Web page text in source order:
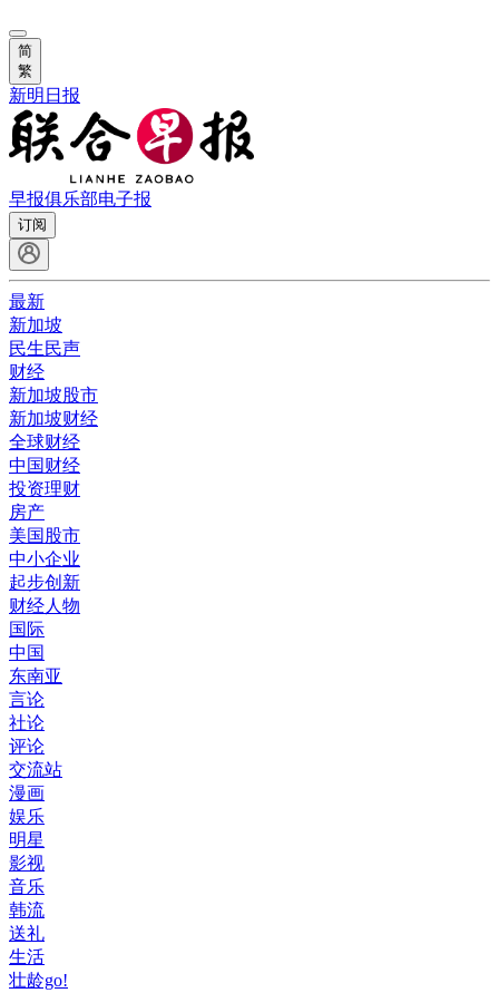
简
繁
新明日报
早报俱乐部电子报
订阅
最新
新加坡
民生民声
财经
新加坡股市
新加坡财经
全球财经
中国财经
投资理财
房产
美国股市
中小企业
起步创新
财经人物
国际
中国
东南亚
言论
社论
评论
交流站
漫画
娱乐
明星
影视
音乐
韩流
送礼
生活
壮龄go!